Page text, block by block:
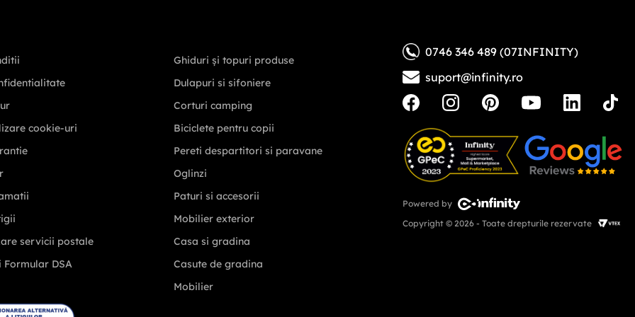
cookie-uri
servicii postale
Formular DSA
Ghiduri și topuri produse
Dulapuri si sifoniere
Corturi camping
Biciclete pentru copii
Pereti despartitori si paravane
Oglinzi
Paturi si accesorii
Mobilier exterior
Casa si gradina
Casute de gradina
Mobilier
0746 346 489 (07INFINITY)
suport@infinity.ro
Powered by
Copyright © 2026 - Toate drepturile rezervate